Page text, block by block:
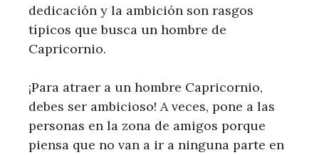
dedicación y la ambición son rasgos
típicos que busca un hombre de
Capricornio.
¡Para atraer a un hombre Capricornio,
debes ser ambicioso! A veces, pone a las
personas en la zona de amigos porque
piensa que no van a ir a ninguna parte en